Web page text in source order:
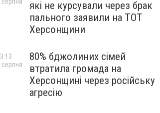
які не курсували через брак
пального заявили на ТОТ
Херсонщини
80% бджолиних сімей
втратила громада на
Херсонщині через російську
агресію
серпня